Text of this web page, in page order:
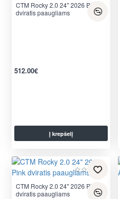
CTM Rocky 2.0 24" 2026 Blue
dviratis paaugliams
512.00€
Į krepšelį
CTM Rocky 2.0 24" 2026 Pink
dviratis paaugliams